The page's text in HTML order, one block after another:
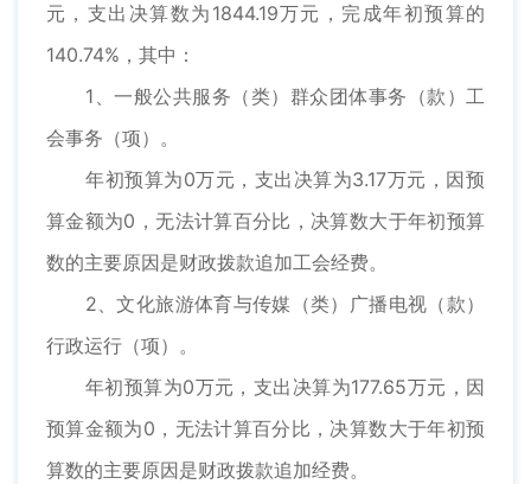
元，支出决算数为1844.19万元，完成年初预算的
140.74%，其中：
1、一般公共服务（类）群众团体事务（款）工
会事务（项）。
年初预算为0万元，支出决算为3.17万元，因预
算金额为0，无法计算百分比，决算数大于年初预算
数的主要原因是财政拨款追加工会经费。
2、文化旅游体育与传媒（类）广播电视（款）
行政运行（项）。
年初预算为0万元，支出决算为177.65万元，因
预算金额为0，无法计算百分比，决算数大于年初预
算数的主要原因是财政拨款追加经费。